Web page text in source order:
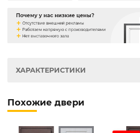
ХАРАКТЕРИСТИКИ
Похожие двери